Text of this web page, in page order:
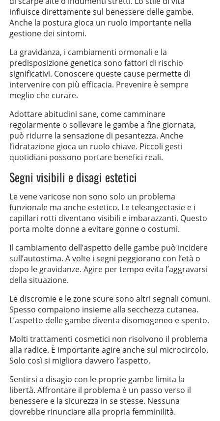
influisce direttamente sul benessere delle gambe.
Anche la postura gioca un ruolo importante nella
gestione dei sintomi.
La gravidanza, i cambiamenti ormonali e la
predisposizione genetica sono fattori di rischio
significativi. Conoscere queste cause permette di
intervenire con più efficacia. Prevenire è sempre
meglio che curare.
Adottare abitudini sane, come camminare
regolarmente o sollevare le gambe a fine giornata,
può ridurre la sensazione di pesantezza. Anche
l’idratazione gioca un ruolo chiave. Piccoli gesti
quotidiani possono portare benefici reali.
Segni visibili e disagi estetici
Le vene varicose non sono solo un problema
funzionale ma anche estetico. Le teleangectasie e i
capillari rotti diventano visibili e imbarazzanti. Questo
porta molte donne a evitare gonne o costumi.
Il cambiamento dell’aspetto delle gambe può incidere
sull’autostima. A volte i segni peggiorano con l’età o
dopo le gravidanze. Agire per tempo evita l’aggravarsi
della situazione.
Le discromie e le zone scure sono altri segnali comuni.
Spesso compaiono insieme alla secchezza cutanea.
L’aspetto delle gambe diventa disomogeneo e spento.
Molti trattamenti cosmetici non risolvono il problema
alla radice. È importante agire anche sul microcircolo.
Solo così si migliora davvero l’aspetto.
Sentirsi a disagio con le proprie gambe limita la
libertà. Affrontare il problema è un passo verso il
benessere e la sicurezza in se stesse. Nessuna
dovrebbe rinunciare alla propria femminilità.